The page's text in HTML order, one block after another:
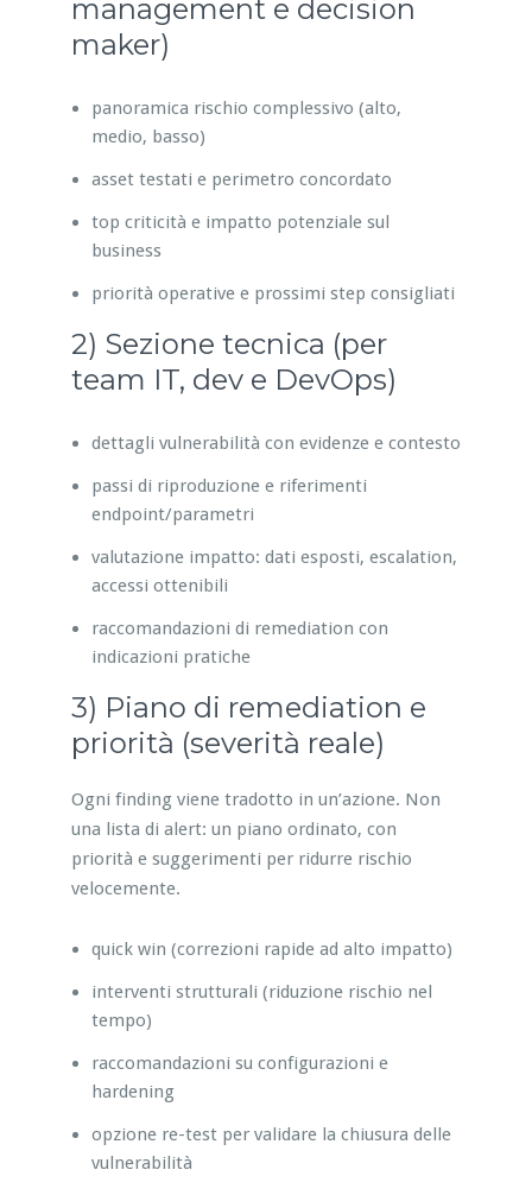
management e decision
maker)
panoramica rischio complessivo (alto,
medio, basso)
asset testati e perimetro concordato
top criticità e impatto potenziale sul
business
priorità operative e prossimi step consigliati
2) Sezione tecnica (per
team IT, dev e DevOps)
dettagli vulnerabilità con evidenze e contesto
passi di riproduzione e riferimenti
endpoint/parametri
valutazione impatto: dati esposti, escalation,
accessi ottenibili
raccomandazioni di remediation con
indicazioni pratiche
3) Piano di remediation e
priorità (severità reale)
Ogni finding viene tradotto in un’azione. Non
una lista di alert: un piano ordinato, con
priorità e suggerimenti per ridurre rischio
velocemente.
quick win (correzioni rapide ad alto impatto)
interventi strutturali (riduzione rischio nel
tempo)
raccomandazioni su configurazioni e
hardening
opzione re-test per validare la chiusura delle
vulnerabilità